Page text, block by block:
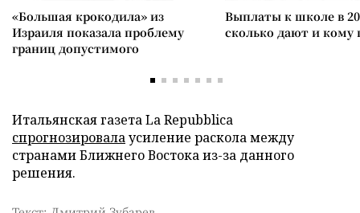
«Большая крокодила» из
Израиля показала проблему
границ допустимого
Выплаты к школе в
сколько дают и
Итальянская газета La Repubblica
спрогнозировалаусиление раскола между
странами Ближнего Востока из-за данного
решения.